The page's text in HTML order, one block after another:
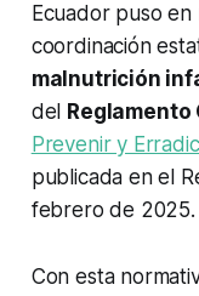
Ecuador puso
coordinación
malnutrición
del Reglamento
Prevenir y
publicada en el
febrero de 2025.
Con esta